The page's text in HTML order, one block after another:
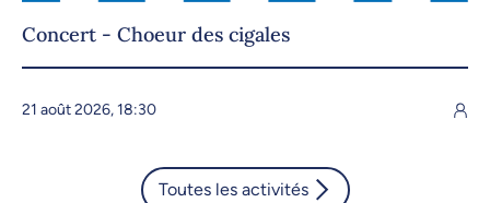
Concert - Choeur des cigales
21 août 2026, 18:30
Toutes les activités